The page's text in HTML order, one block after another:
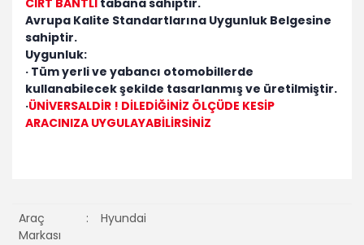
Avrupa Kalite Standartlarına Uygunluk Belgesine
sahiptir.
Uygunluk:
· Tüm yerli ve yabancı otomobillerde
kullanabilecek şekilde tasarlanmış ve üretilmiştir.
·ÜNİVERSALDİR ! DİLEDİĞİNİZ ÖLÇÜDE KESİP
ARACINIZA UYGULAYABİLİRSİNİZ
Araç
Markası
: Hyundai